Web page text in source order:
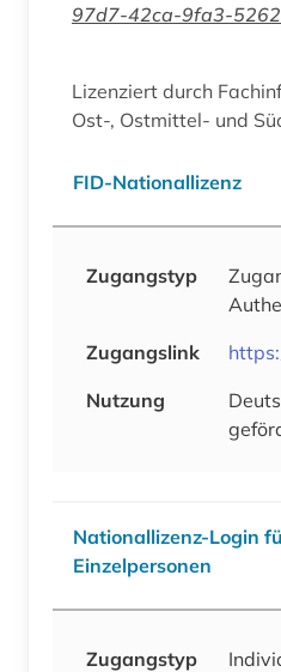
97d7-42ca-9fa3-
Lizenziert durch
Ost-, Ostmittel- und
FID-Nationallizenz
Zugangstyp
Zugangslink
Nutzung
Nationallizenz-Login
Einzelpersonen
Zugangstyp